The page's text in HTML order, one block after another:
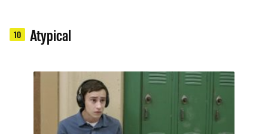
10 Atypical